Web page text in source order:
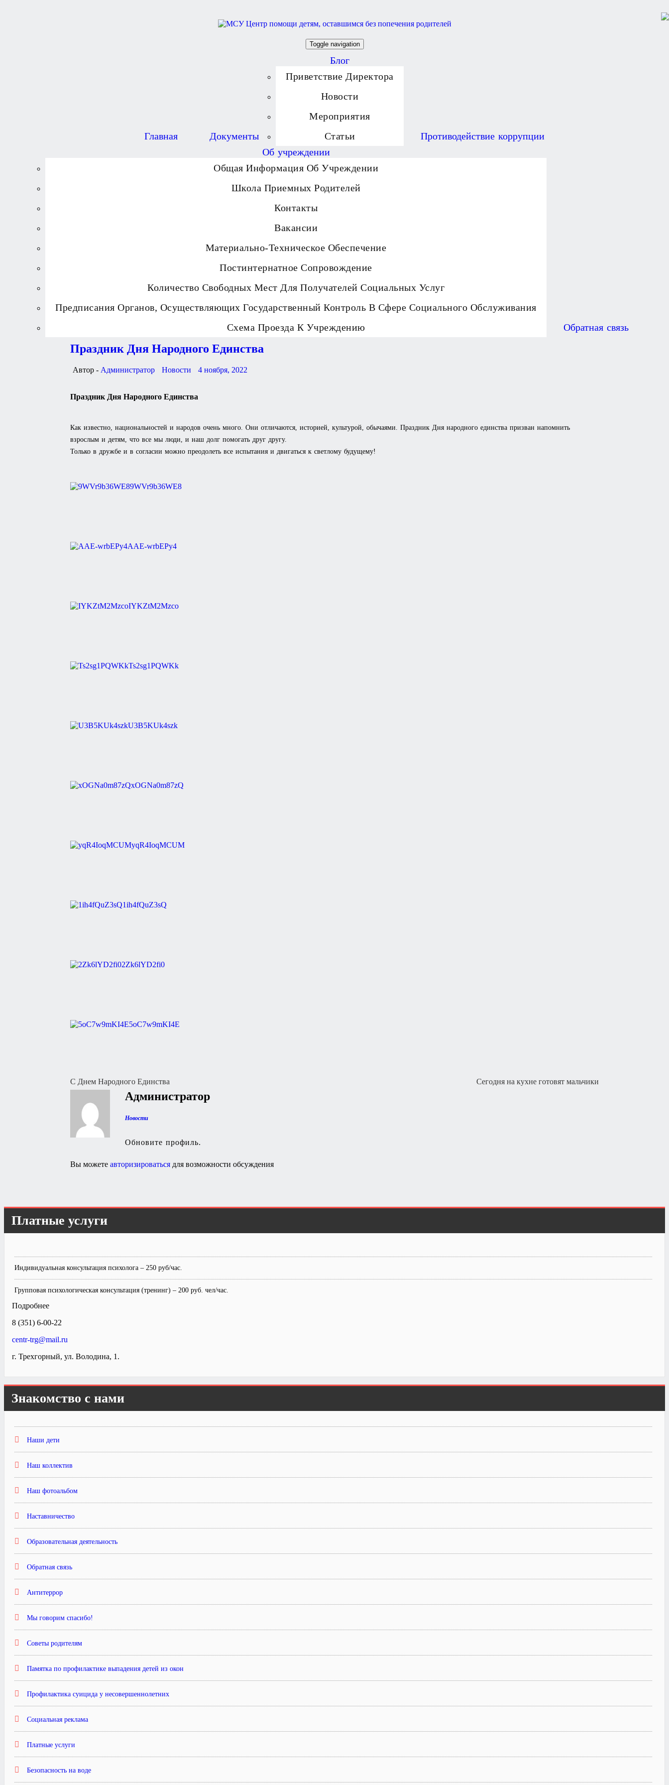
Toggle navigation
Главная Документы
Блог
Приветствие Директора
Новости
Мероприятия
Статьи
Противодействие коррупции
Об учреждении
Общая Информация Об Учреждении
Школа Приемных Родителей
Контакты
Вакансии
Материально-Техническое Обеспечение
Постинтернатное Сопровождение
Количество Свободных Мест Для Получателей Социальных Услуг
Предписания Органов, Осуществляющих Государственный Контроль В Сфере Социального Обслуживания
Схема Проезда К Учреждению
Обратная связь
Праздник Дня Народного Единства
Автор - Администратор Новости 4 ноября, 2022
Праздник Дня Народного Единства
Как известно, национальностей и народов очень много. Они отличаются, историей, культурой, обычаями. Праздник Дня народного единства призван напомнить
взрослым и детям, что все мы люди, и наш долг помогать друг другу.
Только в дружбе и в согласии можно преодолеть все испытания и двигаться к светлому будущему!
9WVr9b36WE8
AAE-wrbEPy4
IYKZtM2Mzco
Ts2sg1PQWKk
U3B5KUk4szk
xOGNa0m87zQ
yqR4IoqMCUM
1ih4fQuZ3sQ
2Zk6lYD2fi0
5oC7w9mKI4E
Навигация
записям
C Днем Народного Единства Сегодня на кухне готовят мальчики
Администратор
Новости
Обновите профиль.
Вы можете авторизироватьсядля возможности обсуждения
Платные услуги
Индивидуальная консультация психолога – 250 руб/час.
Групповая психологическая консультация (тренинг) – 200 руб. чел/час.
Подробнее
8 (351) 6-00-22
centr-trg@mail.ru
г. Трехгорный, ул. Володина, 1.
Знакомство с нами
Наши дети
Наш коллектив
Наш фотоальбом
Наставничество
Образовательная деятельность
Обратная связь
Антитеррор
Мы говорим спасибо!
Советы родителям
Памятка по профилактике выпадения детей из окон
Профилактика суицида у несовершеннолетних
Социальная реклама
Платные услуги
Безопасность на воде